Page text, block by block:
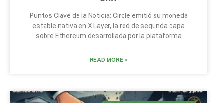
Puntos Clave de la Noticia: Circle emitió su moneda
estable nativa en X Layer, la red de segunda capa
sobre Ethereum desarrollada por la plataforma
READ MORE »